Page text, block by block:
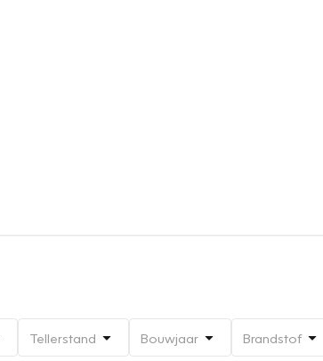
Tellerstand Bouwjaar Brandstof